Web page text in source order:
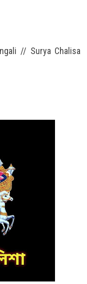
// Surya Chalisa